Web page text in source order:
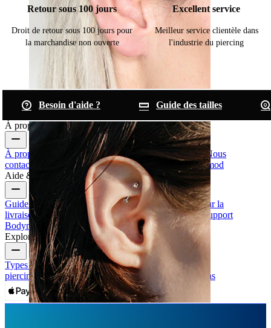
Industriel
Retour sous 100 jours
Droit de retour sous 100 jours pour
la marchandise non ouverte
Excellent service
Meilleur service clientèle dans
l'industrie du piercing
Besoin d'aide ?
Guide des tailles
À propos de Bodymod
À propos de nous BlogConditions générales de vente Nous
contacter
Bodymod ProBodymod Creators
Avis Bodymod
Aide & informations
Guide des tailles Suivi de la commande
Informations sur la
livraisonRetours & annulationPaiementMon compteSupport
Bodymod
Explorez
Types de bijoux de piercingMatériaux de bijoux pour
piercing
Problèmes Courants avec les Piercings et Soins